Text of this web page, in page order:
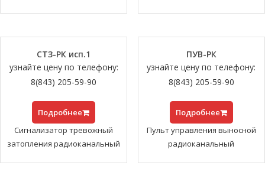
СТЗ-РК исп.1
узнайте цену по телефону:
8(843) 205-59-90
Подробнее
Сигнализатор тревожный
затопления радиоканальный
ПУВ-РК
узнайте цену по телефону:
8(843) 205-59-90
Подробнее
Пульт управления выносной
радиоканальный